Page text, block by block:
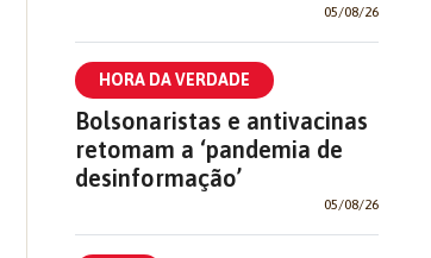
05/08/26
HORA DA VERDADE
Bolsonaristas e antivacinas
retomam a ‘pandemia de
desinformação’
05/08/26